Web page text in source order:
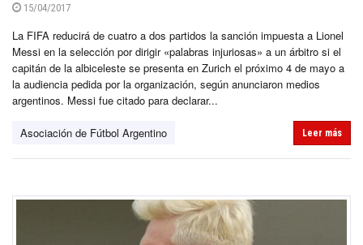
15/04/2017
La FIFA reducirá de cuatro a dos partidos la sanción impuesta a Lionel
Messi en la selección por dirigir «palabras injuriosas» a un árbitro si el
capitán de la albiceleste se presenta en Zurich el próximo 4 de mayo a
la audiencia pedida por la organización, según anunciaron medios
argentinos. Messi fue citado para declarar...
Asociación de Fútbol Argentino Leer más